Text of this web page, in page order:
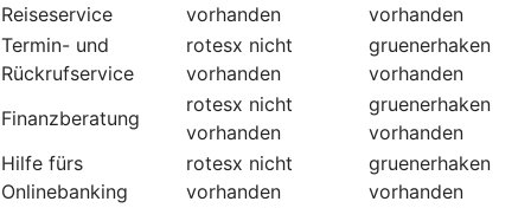
Reiseservice
vorhanden
vorhanden
Termin- und
Rückrufservice
rotesx nicht
vorhanden
gruenerhaken
vorhanden
Finanzberatung
rotesx nicht
vorhanden
gruenerhaken
vorhanden
Hilfe fürs
Onlinebanking
rotesx nicht
vorhanden
gruenerhaken
vorhanden